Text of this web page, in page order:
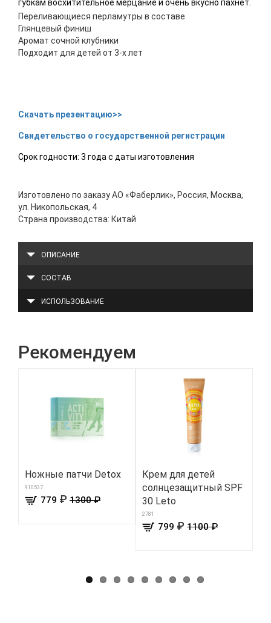
губкам восхитительное мерцание и очень вкусно пахнет.
Переливающиеся перламутры в составе
Глянцевый финиш
Аромат сочной клубники
Подходит для детей от 3-х лет
Скачать презентацию>>
Свидетельство о государственной регистрации
Срок годности: 3 года с даты изготовления
Изготовлено по заказу АО «Фаберлик», Россия, Москва,
ул. Никопольская, 4
Страна производства: Китай
ОПИСАНИЕ
СОСТАВ
ИСПОЛЬЗОВАНИЕ
Рекомендуем
Ножные патчи Detox
910537
779 ₽ 1300 ₽
Крем для детей
солнцезащитный SPF
30 Leto
2781
799 ₽ 1100 ₽